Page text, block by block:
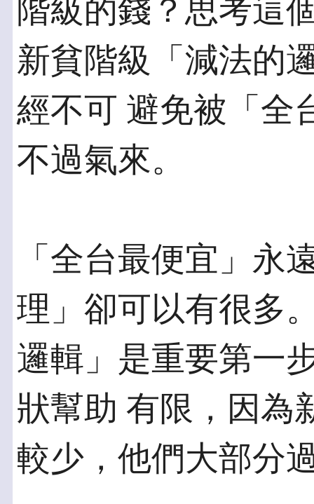
階級的錢？思考這
新貧階級「減法的
經不可 避免被「全
不過氣來。
「全台最便宜」永
理」卻可以有很多
邏輯」是重要第一
狀幫助 有限，因為
較少，他們大部分